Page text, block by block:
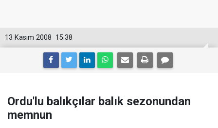
15:38
13 Kasım 2008
Ordu'lu balıkçılar balık sezonundan
memnun